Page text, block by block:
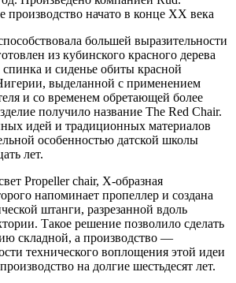
производство начато в конце ХХ века
большей выразительности
из кубинского красного дерева
и сиденье обиты красной
выделанной с применением
и со временем обретающей более
получило название The Red Chair.
идей и традиционных материалов
особенностью датской школы
лет.
Propeller chair, Х-образная
напоминает пропеллер и создана
штанги, разрезанной вдоль
Такое решение позволило сделать
складной, а производство —
технического воплощения этой идеи
на долгие шестьдесят лет.